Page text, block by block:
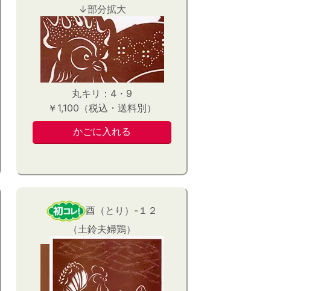
↓部分拡大
丸キリ：4・9
￥1,100（税込・送料別）
酉（とり）-１２
（土鈴夫婦鶏）